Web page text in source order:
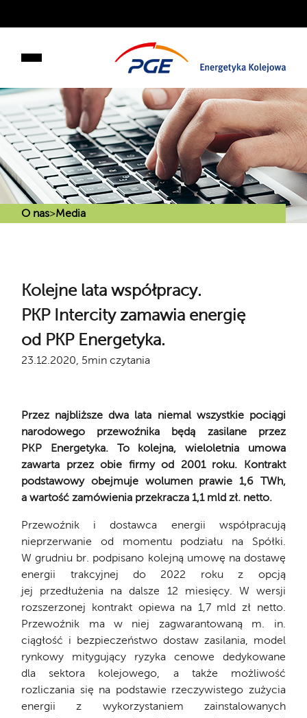
O nas>Media
Kolejne lata współpracy.
PKP Intercity zamawia energię
od PKP Energetyka.
23.12.2020, 5min czytania
Przez najbliższe dwa lata niemal wszystkie pociągi
narodowego przewoźnika będą zasilane przez
PKP Energetyka. To kolejna, wieloletnia umowa
zawarta przez obie firmy od 2001 roku. Kontrakt
podstawowy obejmuje wolumen prawie 1,6 TWh,
a wartość zamówienia przekracza 1,1 mld zł. netto.
Przewoźnik i dostawca energii współpracują
nieprzerwanie od momentu podziału na Spółki.
W grudniu br. podpisano kolejną umowę na dostawę
energii trakcyjnej do 2022 roku z opcją
jej przedłużenia na dalsze 12 miesięcy. W wersji
rozszerzonej kontrakt opiewa na 1,7 mld zł netto.
Przewoźnik ma w niej zagwarantowaną m. in.
ciągłość i bezpieczeństwo dostaw zasilania, model
rynkowy mitygujący ryzyka cenowe dedykowane
dla sektora kolejowego, a także możliwość
rozliczania się na podstawie rzeczywistego zużycia
energii z wykorzystaniem zainstalowanych